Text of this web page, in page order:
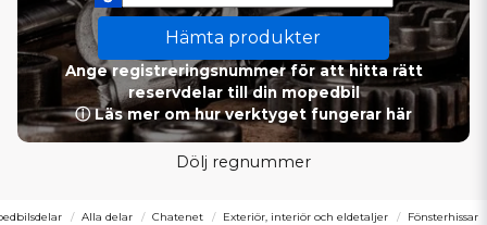
Hämta produkter
Ange registreringsnummer för att hitta rätt
reservdelar till din mopedbil
ⓘ Läs mer om hur verktyget fungerar här
Dölj regnummer
Alla delar Chatenet Exteriör, interiör och eldetaljer Fönsterhissar